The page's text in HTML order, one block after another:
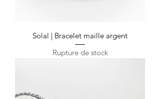
Solal | Bracelet maille argent
Rupture de stock